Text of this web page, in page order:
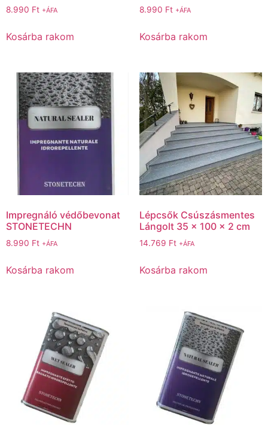
8.990 Ft +ÁFA
Kosárba rakom
8.990 Ft +ÁFA
Kosárba rakom
Impregnáló védőbevonat
STONETECHN
8.990 Ft +ÁFA
Kosárba rakom
Lépcsők Csúszásmentes
Lángolt 35 x 100 x 2 cm
14.769 Ft +ÁFA
Kosárba rakom